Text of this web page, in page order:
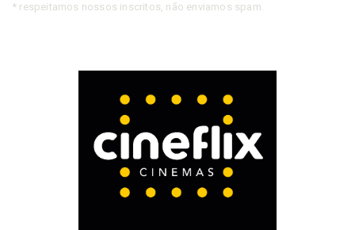
* respeitamos nossos inscritos, não enviamos spam.